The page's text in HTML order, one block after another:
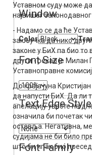
Window
Color
Font Size
Text Edge Style
Font Family
Уставном суду може
највишег законодавног
- Надамо се да ће
закључка да нико
законе у БиХ па био то
други - рекао је Милан
Уставноправне
До краја јуна
да напусти БиХ. Да ли
апелацију уврсте на
означила би почетак
оставља. Негативна,
судијама не би било
што би ипак био